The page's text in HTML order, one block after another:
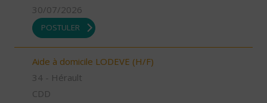
30/07/2026
POSTULER
Aide à domicile LODEVE (H/F)
34 - Hérault
CDD